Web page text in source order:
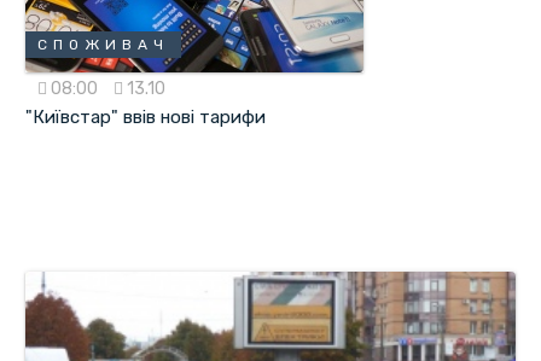
СПОЖИВАЧ
08:00 13.10
"Київстар" ввів нові тарифи